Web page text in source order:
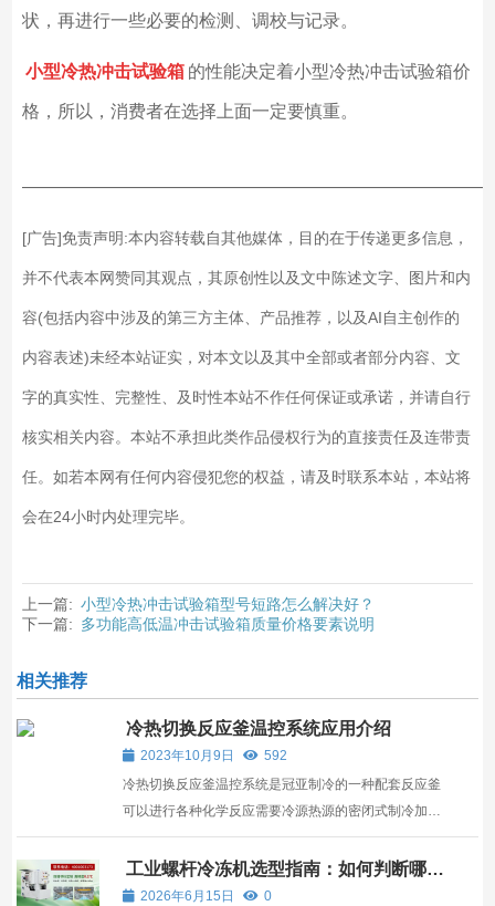
状，再进行一些必要的检测、调校与记录。
小型冷热冲击试验箱 的性能决定着小型冷热冲击试验箱价
格，所以，消费者在选择上面一定要慎重。
[广告]免责声明:本内容转载自其他媒体，目的在于传递更多信息，
并不代表本网赞同其观点，其原创性以及文中陈述文字、图片和内
容(包括内容中涉及的第三方主体、产品推荐，以及AI自主创作的
内容表述)未经本站证实，对本文以及其中全部或者部分内容、文
字的真实性、完整性、及时性本站不作任何保证或承诺，并请自行
核实相关内容。本站不承担此类作品侵权行为的直接责任及连带责
任。如若本网有任何内容侵犯您的权益，请及时联系本站，本站将
会在24小时内处理完毕。
上一篇: 小型冷热冲击试验箱型号短路怎么解决好？
下一篇: 多功能高低温冲击试验箱质量价格要素说明
相关推荐
冷热切换反应釜温控系统应用介绍
2023年10月9日
592
冷热切换反应釜温控系统是冠亚制冷的一种配套反应釜
可以进行各种化学反应需要冷源热源的密闭式制冷加热
控温系统，可满足实验室到工业级应用，多种规格型号
可选择或选择定制隔离防爆款式，高温无油烟，低温不
结霜。 冷热切换反应釜温控系统： 为了控制反应釜的
工业螺杆冷冻机选型指南：如何判断哪家
公司更可靠？
2026年6月15日
0